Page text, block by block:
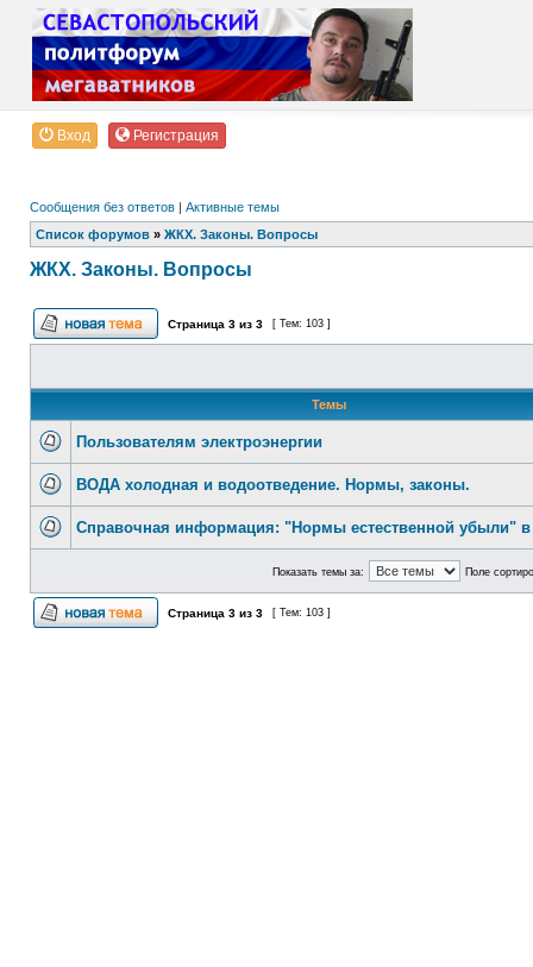
Вход Регистрация
Сообщения без ответов | Активные темы
Список форумов » ЖКХ. Законы. Вопросы
ЖКХ. Законы. Вопросы
Страница 3 из 3 [ Тем: 103 ]
Темы
Пользователям электроэнергии
ВОДА холодная и водоотведение. Нормы, законы.
Справочная информация: "Нормы естественной убыли" в
Показать темы за: Поле
Страница 3 из 3 [ Тем: 103 ]